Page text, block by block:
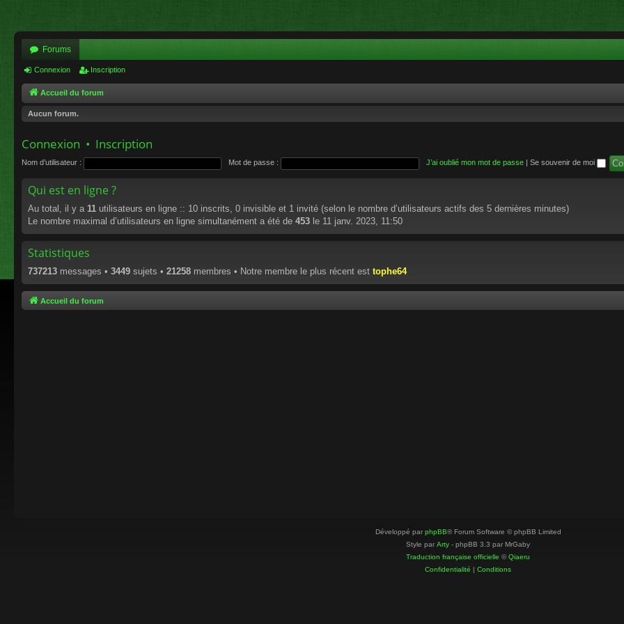
Forums
Connexion Inscription
Accueil du forum
Aucun forum.
Connexion • Inscription
Nom d’utilisateur : Mot de passe : J’ai oublié mon mot de passe Se souvenir de moi
Qui est en ligne ?
Au total, il y a 11 utilisateurs en ligne :: 10 inscrits, 0 invisible et 1 invité (selon le nombre d’utilisateurs actifs des 5 dernières minutes)
Le nombre maximal d’utilisateurs en ligne simultanément a été de 453 le 11 janv. 2023, 11:50
Statistiques
737213 messages • 3449 sujets • 21258 membres • Notre membre le plus récent est tophe64
Accueil du forum
Développé par phpBB® Forum Software © phpBB Limited
Style par Arty - phpBB 3.3 par MrGaby
Traduction française officielle ©Qiaeru
Confidentialité | Conditions